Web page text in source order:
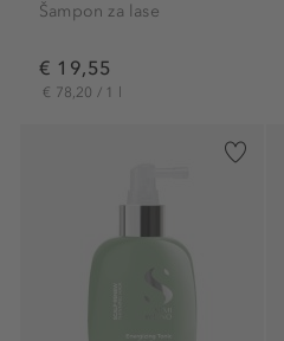
Šampon za lase
€ 19,55
€ 78,20 / 1 l